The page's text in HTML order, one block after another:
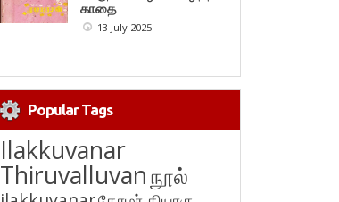
காதை
13 July 2025
Popular Tags
Ilakkuvanar
Thiruvalluvanநூல்